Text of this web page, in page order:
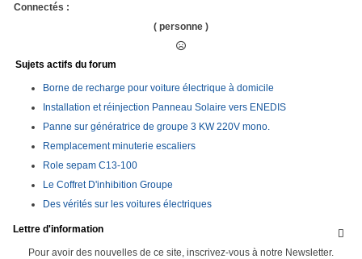
Connectés :
( personne )
Sujets actifs du forum
Borne de recharge pour voiture électrique à domicile
Installation et réinjection Panneau Solaire vers ENEDIS
Panne sur génératrice de groupe 3 KW 220V mono.
Remplacement minuterie escaliers
Role sepam C13-100
Le Coffret D'inhibition Groupe
Des vérités sur les voitures électriques

Lettre d'information
Pour avoir des nouvelles de ce site, inscrivez-vous à notre Newsletter.